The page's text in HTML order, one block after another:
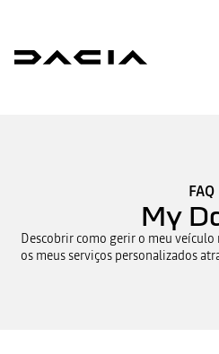
FAQ
My
Descobrir como gerir o meu
os meus serviços personalizados